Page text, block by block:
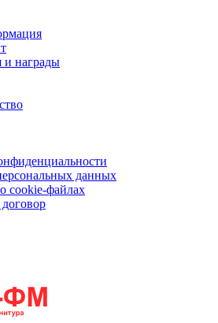
и награды
данных
cookie-файлах